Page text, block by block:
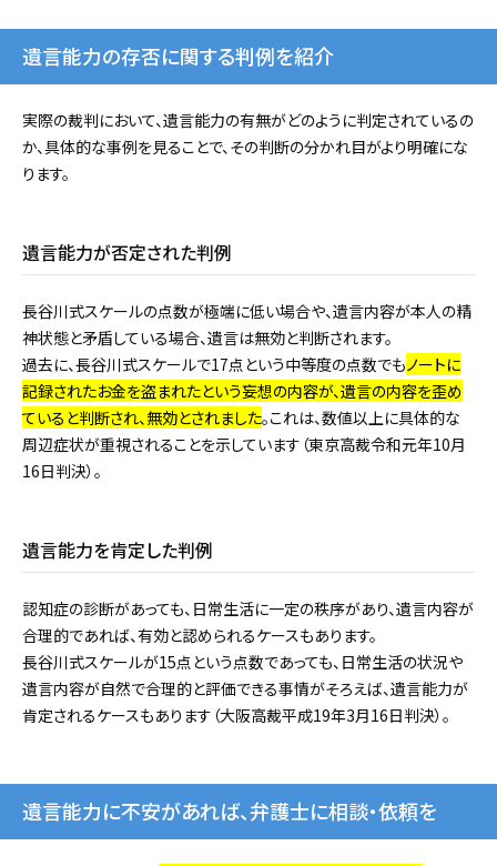
遺言能力の存否に関する判例を紹介
実際の裁判において、遺言能力の有無がどのように判定されているの
か、具体的な事例を見ることで、その判断の分かれ目がより明確にな
ります。
遺言能力が否定された判例
長谷川式スケールの点数が極端に低い場合や、遺言内容が本人の精
神状態と矛盾している場合、遺言は無効と判断されます。
過去に、長谷川式スケールで17点という中等度の点数でもノートに
記録されたお金を盗まれたという妄想の内容が、遺言の内容を歪め
ていると判断され、無効とされました。これは、数値以上に具体的な
周辺症状が重視されることを示しています（東京高裁令和元年10月
16日判決）。
遺言能力を肯定した判例
認知症の診断があっても、日常生活に一定の秩序があり、遺言内容が
合理的であれば、有効と認められるケースもあります。
長谷川式スケールが15点という点数であっても、日常生活の状況や
遺言内容が自然で合理的と評価できる事情がそろえば、遺言能力が
肯定されるケースもあります（大阪高裁平成19年3月16日判決）。
遺言能力に不安があれば、弁護士に相談・依頼を